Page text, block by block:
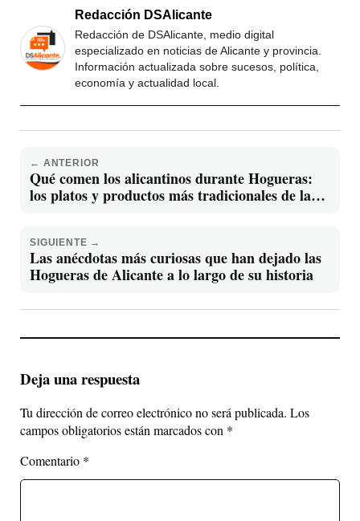
Redacción DSAlicante
Redacción de DSAlicante, medio digital
especializado en noticias de Alicante y provincia.
Información actualizada sobre sucesos, política,
economía y actualidad local.
← ANTERIOR
Qué comen los alicantinos durante Hogueras:
los platos y productos más tradicionales de la
SIGUIENTE →
Las anécdotas más curiosas que han dejado las
Hogueras de Alicante a lo largo de su historia
Deja una respuesta
Tu dirección de correo electrónico no será publicada. Los
campos obligatorios están marcados con *
Comentario *